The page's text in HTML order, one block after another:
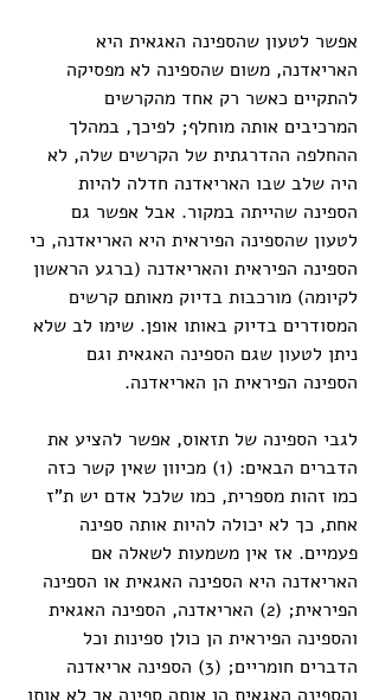
אפשר לטעון שהספינה האגאית היא
האריאדנה, משום שהספינה לא מפסיקה
להתקיים כאשר רק אחד מהקרשים
המרכיבים אותה מוחלף; לפיכך, במהלך
ההחלפה ההדרגתית של הקרשים שלה, לא
היה שלב שבו האריאדנה חדלה להיות
הספינה שהייתה במקור. אבל אפשר גם
לטעון שהספינה הפיראית היא האריאדנה, כי
הספינה הפיראית והאריאדנה (ברגע הראשון
לקיומה) מורכבות בדיוק מאותם קרשים
המסודרים בדיוק באותו אופן. שימו לב שלא
ניתן לטעון שגם הספינה האגאית וגם
הספינה הפיראית הן האריאדנה.
לגבי הספינה של תזאוס, אפשר להציע את
הדברים הבאים: (1) מכיוון שאין קשר כזה
כמו זהות מספרית, כמו שלכל אדם יש ת"ז
אחת, כך לא יכולה להיות אותה ספינה
פעמיים. אז אין משמעות לשאלה אם
האריאדנה היא הספינה האגאית או הספינה
הפיראית; (2) האריאדנה, הספינה האגאית
והספינה הפיראית הן כולן ספינות וכל
הדברים חומריים; (3) הספינה אריאדנה